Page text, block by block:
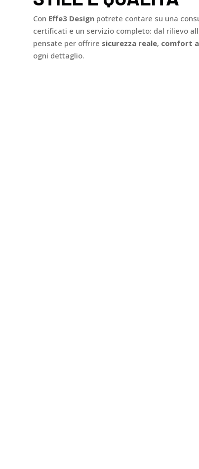
Con Effe3 Design potrete contare su una
certificati e un servizio completo: dal rilievo
pensate per offrire sicurezza reale, comfort
ogni dettaglio.